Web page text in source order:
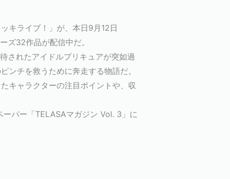
キライブ！」が、本日9月12日
ズ32作品が配信中だ。
されたアイドルプリキュアが突如過
ンチを救うために奔走する物語だ。
キャラクターの注目ポイントや、収
パー「TELASAマガジン Vol. 3」に